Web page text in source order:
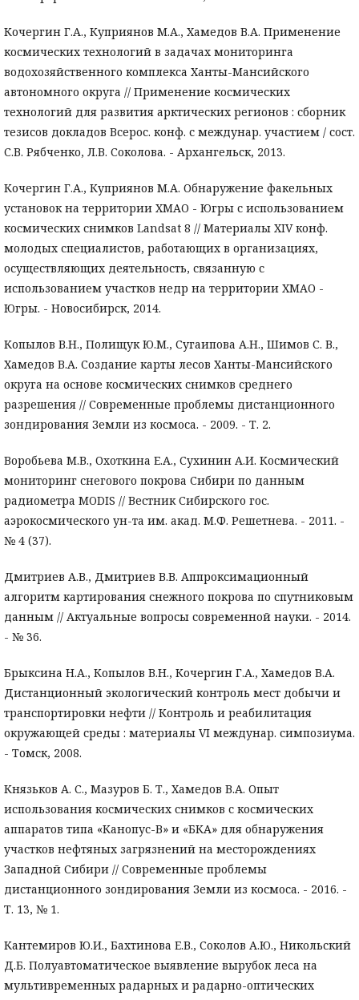
Кочергин Г.А., Куприянов М.А., Хамедов В.А. Применение
космических технологий в задачах мониторинга
водохозяйственного комплекса Ханты-Мансийского
автономного округа // Применение космических
технологий для развития арктических регионов : сборник
тезисов докладов Всерос. конф. с междунар. участием / сост.
С.В. Рябченко, Л.В. Соколова. - Архангельск, 2013.
Кочергин Г.А., Куприянов М.А. Обнаружение факельных
установок на территории ХМАО - Югры с использованием
космических снимков Landsat 8 // Материалы XIV конф.
молодых специалистов, работающих в организациях,
осуществляющих деятельность, связанную с
использованием участков недр на территории ХМАО -
Югры. - Новосибирск, 2014.
Копылов В.Н., Полищук Ю.М., Сугаипова А.Н., Шимов С. В.,
Хамедов В.А. Создание карты лесов Ханты-Мансийского
округа на основе космических снимков среднего
разрешения // Современные проблемы дистанционного
зондирования Земли из космоса. - 2009. - Т. 2.
Воробьева М.В., Охоткина Е.А., Сухинин А.И. Космический
мониторинг снегового покрова Сибири по данным
радиометра MODIS // Вестник Сибирского гос.
аэрокосмического ун-та им. акад. М.Ф. Решетнева. - 2011. -
№ 4 (37).
Дмитриев А.В., Дмитриев В.В. Аппроксимационный
алгоритм картирования снежного покрова по спутниковым
данным // Актуальные вопросы современной науки. - 2014.
- № 36.
Брыксина Н.А., Копылов В.Н., Кочергин Г.А., Хамедов В.А.
Дистанционный экологический контроль мест добычи и
транспортировки нефти // Контроль и реабилитация
окружающей среды : материалы VI междунар. симпозиума.
- Томск, 2008.
Князьков А. С., Мазуров Б. Т., Хамедов В.А. Опыт
использования космических снимков с космических
аппаратов типа «Канопус-В» и «БКА» для обнаружения
участков нефтяных загрязнений на месторождениях
Западной Сибири // Современные проблемы
дистанционного зондирования Земли из космоса. - 2016. -
Т. 13, № 1.
Кантемиров Ю.И., Бахтинова Е.В., Соколов А.Ю., Никольский
Д.Б. Полуавтоматическое выявление вырубок леса на
мультивременных радарных и радарно-оптических